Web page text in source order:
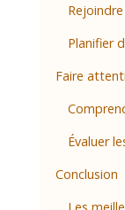
Planifier
Faire
Évaluer
Conclusion